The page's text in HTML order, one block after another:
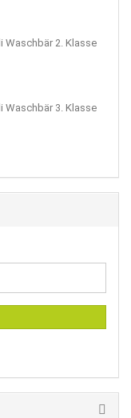
Waschbär 2. Klasse
Waschbär 3. Klasse